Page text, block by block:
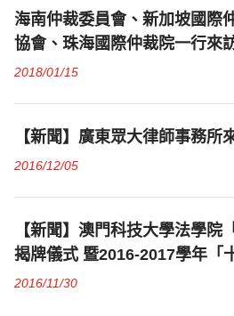
海南仲裁委員會、新加坡國際
協會、珠海國際仲裁院一行來
2018/01/15
【新聞】廣東眾大律師事務所
2016/12/05
【新聞】澳門科技大學法學院
揭牌儀式 暨2016-2017學年「
場順利舉行
2016/11/30